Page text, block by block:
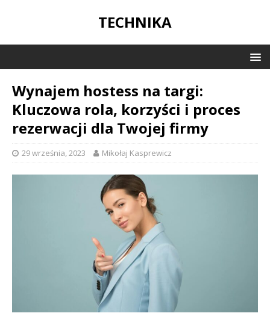
TECHNIKA
Wynajem hostess na targi:
Kluczowa rola, korzyści i proces
rezerwacji dla Twojej firmy
29 września, 2023 Mikołaj Kasprewicz